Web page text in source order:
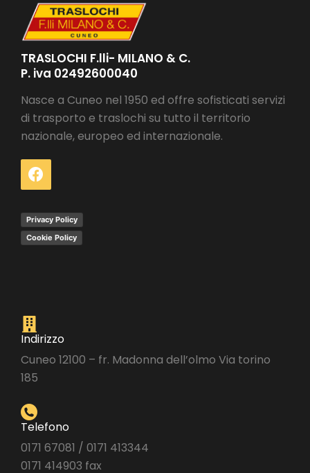
TRASLOCHI F.lli- MILANO & C.
P. iva 02492600040
Nasce a Cuneo nel 1950 ed offre sofisticati servizi
di trasporto e traslochi su tutto il territorio
nazionale, europeo ed internazionale.
Privacy Policy
Cookie Policy
Indirizzo
Cuneo 12100 – fr. Madonna dell’olmo Via torino
185
Telefono
0171 67081 / 0171 413344
0171 414903 fax